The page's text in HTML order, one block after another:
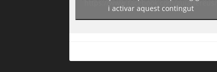
https://www.facebook.com/guiadereus/
i activar aquest contingut